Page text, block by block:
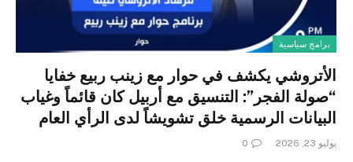
برامج سياسية
الأتروشي يكشف في حوار مع زينب ربيع خفايا
“صولة الفجر”: التنسيق مع أربيل كان قائماً وغياب
البيانات الرسمية خلق تشويشاً لدى الرأي العام
يوليو 23, 2026 0